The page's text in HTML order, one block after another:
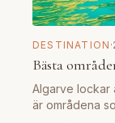
DESTINATION ·
Bästa
Algarve lockar
är områdena